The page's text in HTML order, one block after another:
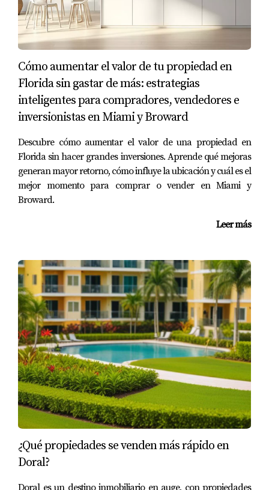
Cómo aumentar el valor de tu propiedad en
Florida sin gastar de más: estrategias
inteligentes para compradores, vendedores e
inversionistas en Miami y Broward
Descubre cómo aumentar el valor de una propiedad en
Florida sin hacer grandes inversiones. Aprende qué mejoras
generan mayor retorno, cómo influye la ubicación y cuál es el
mejor momento para comprar o vender en Miami y
Broward.
Leer más
¿Qué propiedades se venden más rápido en
Doral?
Doral es un destino inmobiliario en auge, con propiedades